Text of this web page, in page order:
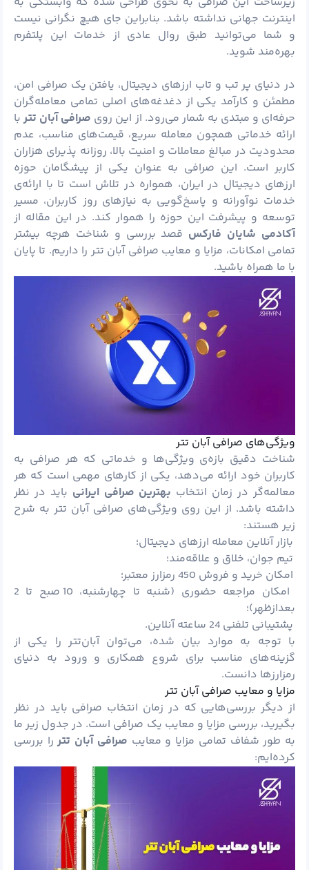
اینترنت جهانی نداشته باشد. بنابراین جای هیچ نگرانی نیست
و شما می‌توانید طبق روال عادی از خدمات این پلتفرم
بهره‌مند شوید.
در دنیای پر تب و تاب ارزهای دیجیتال، یافتن یک صرافی امن،
مطمئن و کارآمد یکی از دغدغه‌های اصلی تمامی معامله‌گران
حرفه‌ای و مبتدی به شمار می‌رود. از این روی صرافی آبان تتربا
ارائه‌ خدماتی همچون معامله‌ سریع، قیمت‌های مناسب، عدم
محدودیت در مبالغ معاملات و امنیت بالا، روزانه پذیرای هزاران
کاربر است. این صرافی به‌ عنوان یکی از پیشگامان حوزه‌
ارزهای دیجیتال در ایران، همواره در تلاش است تا با ارائه‌ی
خدمات نوآورانه و پاسخ‌گویی به نیازهای روز کاربران، مسیر
توسعه و پیشرفت این حوزه را هموار کند. در این مقاله از
آکادمی شایان فارکس قصد بررسی و شناخت هرچه بیشتر
تمامی امکانات، مزایا و معایب صرافی آبان تتر را داریم. تا پایان
با ما همراه باشید.
ویژگی‌های صرافی آبان تتر
شناخت دقیق بازه‌ی ویژگی‌ها و خدماتی که هر صرافی به
کاربران خود ارائه می‌دهد، یکی از کارهای مهمی است که هر
معالمه‌گر در زمان انتخاب بهترین صرافی ایرانی باید در نظر
داشته باشد. از این روی ویژگی‌های صرافی آبان تتر به شرح
زیر هستند:
بازار آنلاین معامله ارزهای دیجیتال؛
تیم جوان، خلاق و علاقه‌مند؛
امکان خرید و فروش 450 رمزارز معتبر؛
امکان مراجعه حضوری (شنبه تا چهارشنبه، 10 صبح تا 2
بعدازظهر)؛
پشتیبانی تلفنی 24 ساعته آنلاین.
با توجه به موارد بیان شده، می‌توان آبان‌تتر را یکی از
گزینه‌های مناسب برای شروع همکاری و ورود به دنیای
رمزارزها دانست.
مزایا و معایب صرافی آبان تتر
از دیگر بررسی‌هایی که در زمان انتخاب صرافی باید در نظر
بگیرید، بررسی مزایا و معایب یک صرافی است. در جدول زیر ما
به طور شفاف تمامی مزایا و معایب صرافی آبان تتررا بررسی
کرده‌ایم: